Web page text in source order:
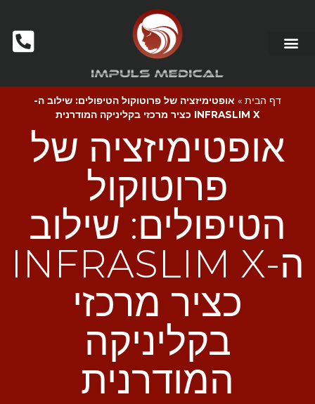
דף הבית » אופטימיזציה של פרוטוקול הטיפולים: שילוב ה-
INFRASLIM X כציר מרכזי בקליניקה המודרנית
אופטימיזציה של
פרוטוקול
הטיפולים: שילוב
ה-INFRASLIM X
כציר מרכזי
בקליניקה
המודרנית